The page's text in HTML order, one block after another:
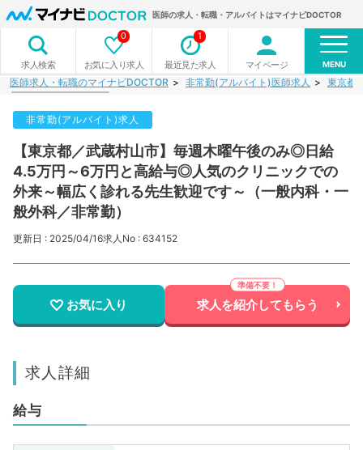
医師の求人・転職・アルバイトはマイナビDOCTOR
求人検索 お気に入り求人
0
最近見た求人
1
マイページ MENU
医師求人・転職のマイナビDOCTOR 非常勤(アルバイト)医師求人 東京都
非常勤(アルバイト)求人
【東京都／武蔵村山市】毎週木曜午後のみ◎日給
4.5万円～6万円と高給与◎人気のクリニックでの
外来～幅広く診れる先生歓迎です～（一般内科・一
般外科／非常勤）
更新日 : 2025/04/16求人No : 634152
お気に入り 求人を紹介してもらう
求人詳細
給与